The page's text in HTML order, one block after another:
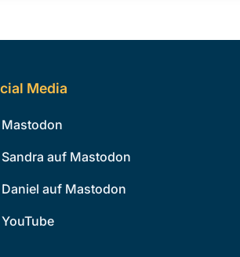
Media
Mastodon
Sandra auf Mastodon
Daniel auf Mastodon
YouTube